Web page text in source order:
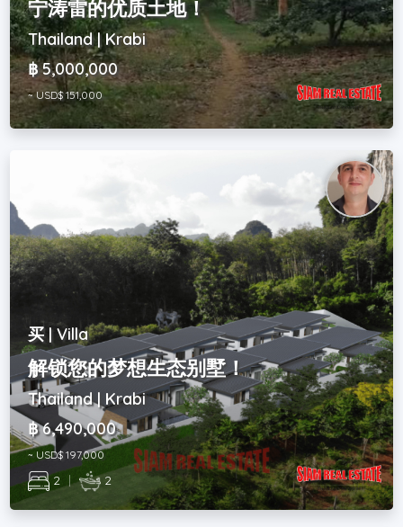
宁涛雷的优质土地！
Thailand | Krabi
฿ 5,000,000
~ USD$ 151,000
买 | Villa
解锁您的梦想生态别墅！
Thailand | Krabi
฿ 6,490,000
~ USD$ 197,000
2 | 2